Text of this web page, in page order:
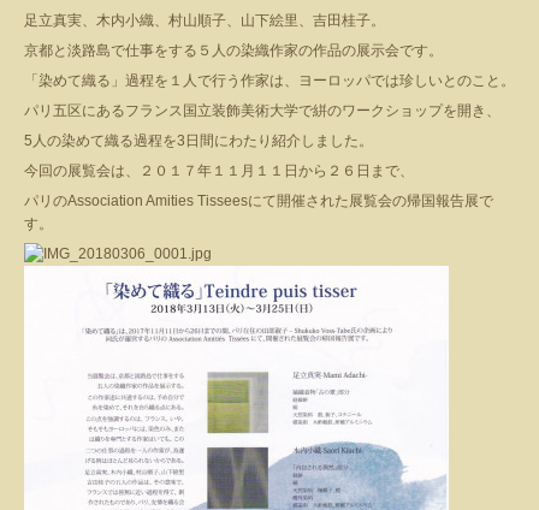
足立真実、木内小織、村山順子、山下絵里、吉田桂子。
京都と淡路島で仕事をする５人の染織作家の作品の展示会です。
「染めて織る」過程を１人で行う作家は、ヨーロッパでは珍しいとのこと。
パリ五区にあるフランス国立装飾美術大学で絣のワークショップを開き、
5人の染めて織る過程を3日間にわたり紹介しました。
今回の展覧会は、２０１７年１１月１１日から２６日まで、
パリのAssociation Amities Tisseesにて開催された展覧会の帰国報告展で
す。